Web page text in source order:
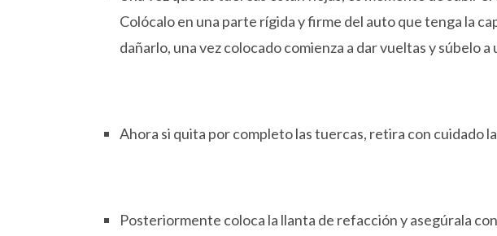
Colócalo en una parte rígida y firme del auto que tenga la
dañarlo, una vez colocado comienza a dar vueltas y súbelo
Ahora si quita por completo las tuercas, retira con cuidado
Posteriormente coloca la llanta de refacción y asegúrala